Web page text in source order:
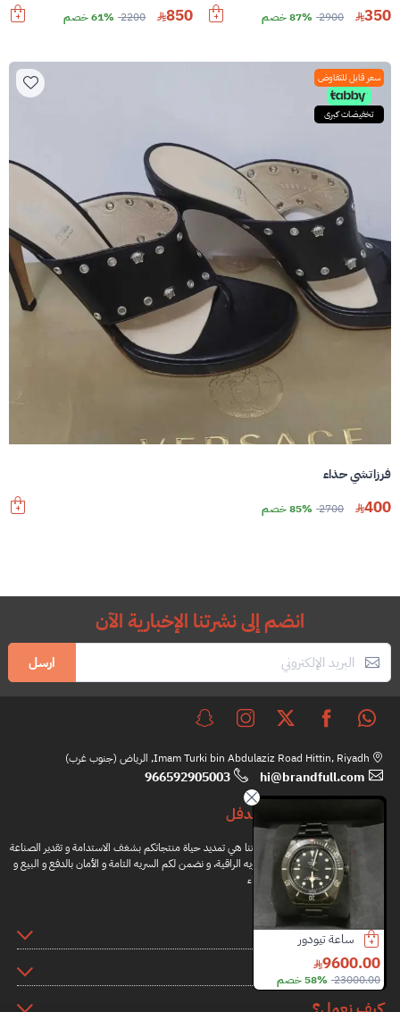
1150.00
1700.00 32% خصم
كعب
3500.00
350
2900 87% خصم 850
2200 61% خصم
سعر قابل للتفاوض
تخفيضات كبرى
فرزاتشي حذاء
400
2700 85% خصم
انضم إلى نشرتنا الإخبارية الآن
ارسل
Imam Turki bin Abdulaziz Road Hittin, Riyadh, الرياض (جنوب غرب)
hi@brandfull.com
966592905003
براندفل
مهمتنا هي تمديد حياة منتجاتكم بشغف الاستدامة و تقدير الصناعة
اليدويه الراقية، و نضمن لكم السريه التامة و الأمان بالدفع و البيع و
الشراء
المعلومات
روابط اضافية